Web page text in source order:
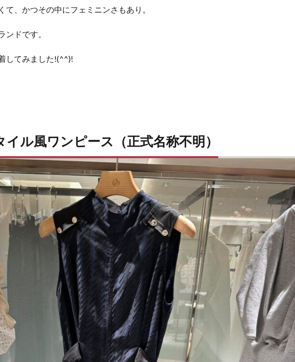
て、かつその中にフェミニンさもあり。
ンドです。
してみました!(^^)!
イル風ワンピース（正式名称不明）